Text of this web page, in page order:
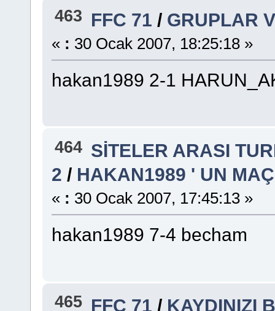
463 FFC 71 / GRUPLAR
« : 30 Ocak 2007, 18:25:18 »
hakan1989 2-1
464 SİTELER ARASI
2 / HAKAN1989 ' UN
« : 30 Ocak 2007, 17:45:13 »
hakan1989 7-4 becham
465 FFC 71 / KAYDINIZI